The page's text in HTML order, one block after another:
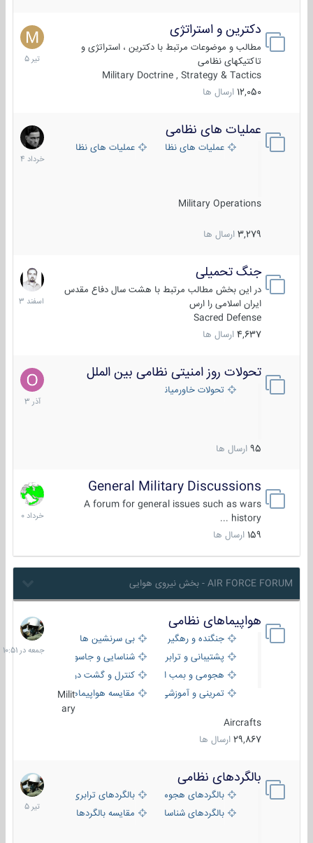
دکترین و استراتژی
مطالب و موضوعات مرتبط با دکترین ، استراتژی و
تاکتیکهای نظامی
Military Doctrine , Strategy & Tactics
12,050 ارسال ها
27
تیر
1405
عملیات های نظامی
عملیات های نظامی ایرانعملیات های نظامی خارجی
Military Operations
3,279 ارسال ها
5
خرداد
1404
جنگ تحمیلی
در این بخش مطالب مرتبط با هشت سال دفاع مقدس
ایران اسلامی را ارس
Sacred Defense
4,637 ارسال ها
20
اسفند
1403
تحولات روز امنیتی نظامی بین الملل
تحولات خاورمیانه
95 ارسال ها
21
آذر
1403
General Military Discussions
A forum for general issues such as wars
history ...
159 ارسال ها
10
خرداد
1400
AIR FORCE FORUM - بخش نیروی هوایی
هواپیماهای نظامی
جنگنده و رهگیر
بی سرنشین ها
پشتیبانی و ترابری
شناسایی و جاسوسی
هجومی و بمب افکن
کنترل و گشت دریایی
تمرینی و آموزشی
مقایسه هواپیماهاMilit
ary
Aircrafts
29,867 ارسال ها
جمعه
در
10:51
بالگردهای نظامی
بالگردهای هجومی
بالگردهای ترابری
بالگردهای شناسایی
مقایسه بالگردها
22
تیر
1405